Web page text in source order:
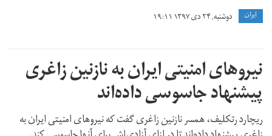
ايران دوشنبه, ۲۴ دی ۱۳۹۷ ۱۹:۱۱
نیروهای امنیتی ایران به نازنین زاغری
پیشنهاد جاسوسی داده‌اند
ریچارد رتکلیف، همسر نازنین زاغری گفت که نیروهای امنیتی ایران به